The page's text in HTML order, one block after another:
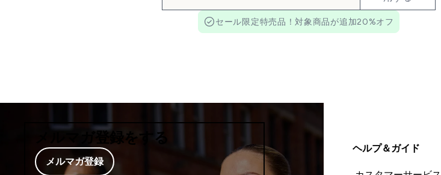
セール限定特売品！対象商品が追加20%オフ
メルマガ登録をする
メルマガ登録
ヘルプ＆ガイド